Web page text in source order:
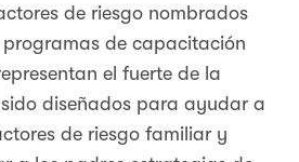
de riesgo nombrados
programas de capacitación
el fuerte de la
diseñados para ayudar a
de riesgo familiar y